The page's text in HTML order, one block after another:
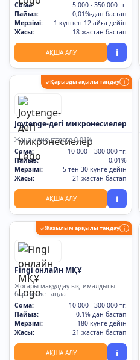
Сома:
5 000 - 350 000 тг.
Пайыз:
0,01%-дан бастап
Мерзімі:
1 күннен 12 айға дейін
Жасы:
18 жастан бастап
АҚША АЛУ i
✓Қарызды ақылы таңдау i
Joytenge-дегі микронесиелер
Жаңа клиенттерге 0,01%
Сома:
10 000 – 300 000 тг.
Пайыз:
0,01%
Мерзімі:
5-тен 30 күнге дейін
Жасы:
21 жастан бастап
АҚША АЛУ i
✓Жазылым арқылы таңдау i
Fingi онлайн МҚҰ
Жоғары мақұлдау ықтималдығы
бар несие таңда
Сома:
10 000 - 300 000 тг.
Пайыз:
0.1%-дан бастап
Мерзімі:
180 күнге дейін
Жасы:
21 жастан бастап
АҚША АЛУ i